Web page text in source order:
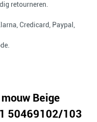
retourneren.
Credicard, Paypal,
Beige
50469102/103